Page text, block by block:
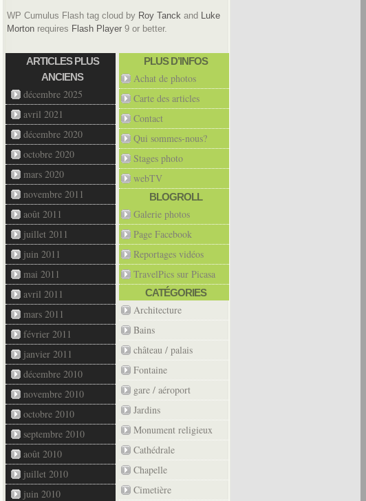
WP Cumulus Flash tag cloud by Roy Tanck and Luke
Morton requires Flash Player 9 or better.
ARTICLES PLUS
ANCIENS
décembre 2025
avril 2021
décembre 2020
octobre 2020
mars 2020
novembre 2011
août 2011
juillet 2011
juin 2011
mai 2011
avril 2011
mars 2011
février 2011
janvier 2011
décembre 2010
novembre 2010
octobre 2010
septembre 2010
août 2010
juillet 2010
juin 2010
PLUS D’INFOS
Achat de photos
Carte des articles
Contact
Qui sommes-nous?
Stages photo
webTV
BLOGROLL
Galerie photos
Page Facebook
Reportages vidéos
TravelPics sur Picasa
CATÉGORIES
Architecture
Bains
château / palais
Fontaine
gare / aéroport
Jardins
Monument religieux
Cathédrale
Chapelle
Cimetière